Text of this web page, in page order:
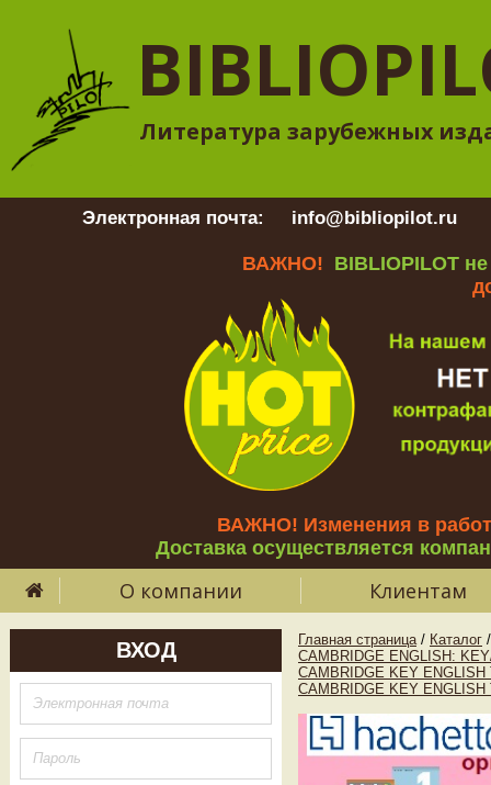
Литература зарубежных
Электронная почта: info@bibliopilot.ru
ВАЖНО! BIBLIOPILOT
ВАЖНО! Изменения в
Доставка осуществляется
О компании Клиентам
ВХОД Главная страница / Каталог /
CAMBRIDGE ENGLISH:
CAMBRIDGE KEY
CAMBRIDGE KEY ENGLISH